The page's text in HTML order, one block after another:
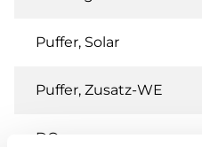
Puffer, Solar
Puffer, Zusatz-WE
DO